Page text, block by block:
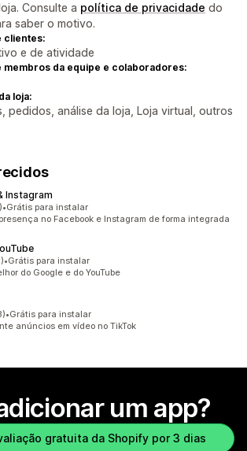
Consulte a política de privacidade do
saber o motivo.
clientes:
e de atividade
membros da equipe e colaboradores:
loja:
pedidos, análise da loja, Loja virtual, outros
Instagram
ao todo
•Grátis para instalar
no Facebook e Instagram de forma integrada
ao todo
•Grátis para instalar
do Google e do YouTube
ao todo
•Grátis para instalar
anúncios em vídeo no TikTok
um app?
gratuita da Shopify por 3 dias